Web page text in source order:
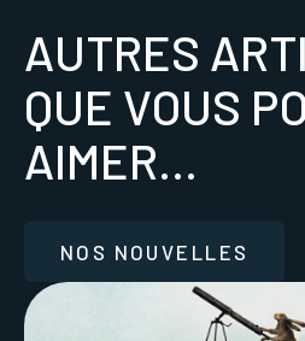
AUTRES
QUE VOUS
AIMER...
NOS NOUVELLES